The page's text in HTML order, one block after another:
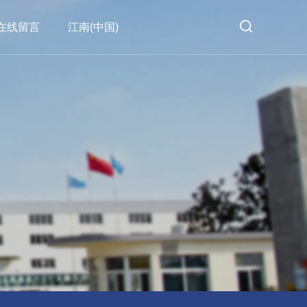
线留言 江南(中国)